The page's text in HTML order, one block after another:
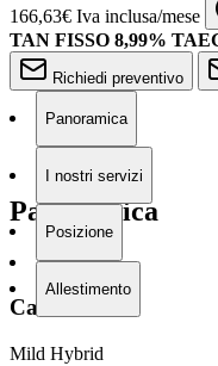
166,63€ Iva inclusa/mese
TAN FISSO 8,99%
Richiedi preventivo
Panoramica
I nostri servizi
Posizione
Allestimento
Panoramica
Carburante
Mild Hybrid